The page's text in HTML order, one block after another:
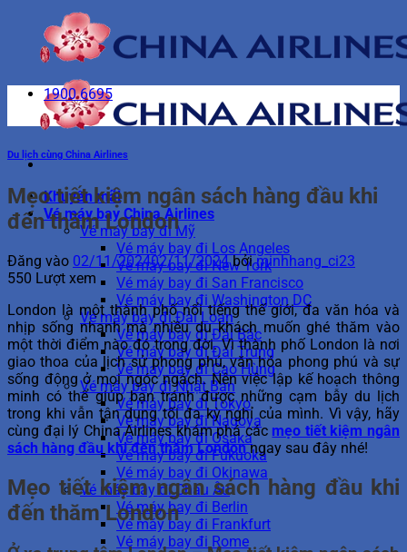
Khuyến mãi
Vé máy bay China Airlines
Vé máy bay đi Mỹ
Vé máy bay đi Los Angeles
Vé máy bay đi New York
Vé máy bay đi San Francisco
Vé máy bay đi Washington DC
Vé máy bay đi Đài Loan
Vé máy bay đi Đài Bắc
Vé máy bay đi Đài Trung
Vé máy bay đi Cao Hùng
Vé máy bay đi Nhật Bản
Vé máy bay đi Tokyo
Vé máy bay đi Nagoya
Vé máy bay đi Osaka
Vé máy bay đi Fukuoka
Vé máy bay đi Okinawa
Vé máy bay đi Châu Âu
Vé máy bay đi Berlin
Vé máy bay đi Frankfurt
Vé máy bay đi Rome
1900 6695
Du lịch cùng China Airlines
Mẹo tiết kiệm ngân sách hàng đầu khi
đến thăm London
Đăng vào 02/11/202402/11/2024 bởiminhhang_ci23
550 Lượt xem
London là một thành phố nổi tiếng thế giới, đa văn hóa và
nhịp sống nhanh mà nhiều du khách muốn ghé thăm vào
một thời điểm nào đó trong đời. Vì thành phố London là nơi
giao thoa của lịch sử phong phú, văn hóa phong phú và sự
sống động ở mọi ngóc ngách. Nên việc lập kế hoạch thông
minh có thể giúp bạn tránh được những cạm bẫy du lịch
trong khi vẫn tận dụng tối đa kỳ nghỉ của mình. Vì vậy, hãy
cùng đại lý China Airlines khám phá các mẹo tiết kiệm ngân
sách hàng đầu khi đến thăm Londonngay sau đây nhé!
Mẹo tiết kiệm ngân sách hàng đầu khi
đến thăm London